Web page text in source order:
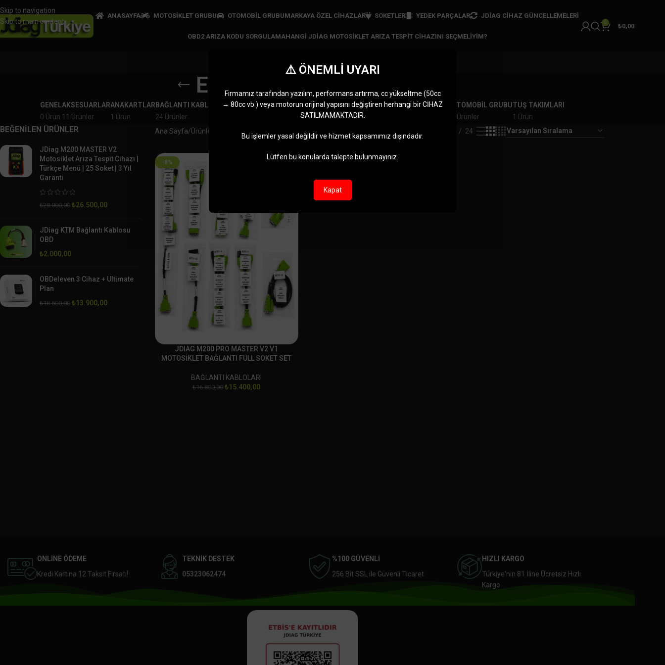
Skip to navigation
Skip to main content
ANASAYFA MOTOSİKLET GRUBU OTOMOBİL GRUBUMARKAYA ÖZEL CIHAZLAR SOKETLER YEDEK PARÇALAR JDIAG CIHAZ GÜNCELLEMELERI
OBD2 ARIZA KODU SORGULAMAHANGI JDIAG MOTOSIKLET ARIZA TESPIT CIHAZINI SEÇMELIYIM?
0
₺0,00
Euro 5 motosiklet soketi
GENEL
0 Ürün
AKSESUARLAR
11 Ürünler
ANAKARTLAR
1 Ürün
BAĞLANTI KABLOLARI
24 Ürünler
JDIAG CIHAZLARIMARKAYA ÖZEL CIHAZLAR
5 Ürünler
MOTOMASTEROBDSTAR
OTOMOBİL GRUBU
7 Ürünler
TUŞ TAKIMLARI
1 Ürün
BEĞENİLEN ÜRÜNLER
JDiag M200 MASTER V2
Motosiklet Arıza Tespit Cihazı |
Türkçe Menü | 25 Soket | 3 Yıl
Garanti
₺28.000,00 ₺26.500,00
JDiag KTM Bağlantı Kablosu
OBD
₺2.000,00
OBDeleven 3 Cihaz + Ultimate
Plan
₺18.500,00 ₺13.900,00
Ana Sayfa Ürünler “Euro 5 motosiklet soketi” olarak etiketlendi 24
-8%
JDIAG M200 PRO MASTER V2 V1
MOTOSİKLET BAĞLANTI FULL SOKET SET
BAĞLANTI KABLOLARI
₺16.800,00 ₺15.400,00
ONLİNE ÖDEME
Kredi Kartına 12 Taksit Fırsatı!
TEKNİK DESTEK
05323062474
%100 GÜVENLİ
256 Bit SSL ile Güvenli Ticaret
HIZLI KARGO
Türkiye'nin 81 İline Ücretsiz Hızlı
Kargo
⚠️ ÖNEMLİ UYARI
Firmamız tarafından yazılım, performans artırma, cc yükseltme (50cc
→ 80cc vb.) veya motorun orijinal yapısını değiştiren herhangi bir CİHAZ
SATILMAMAKTADIR.
Bu işlemler yasal değildir ve hizmet kapsamımız dışındadır.
Lütfen bu konularda talepte bulunmayınız.
Kapat